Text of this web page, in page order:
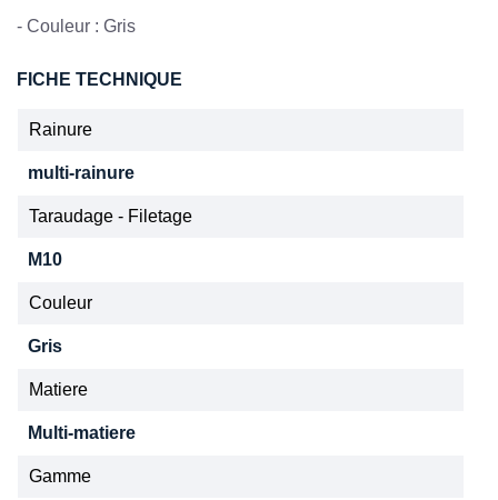
- Couleur : Gris
FICHE TECHNIQUE
Rainure
multi-rainure
Taraudage - Filetage
M10
Couleur
Gris
Matiere
Multi-matiere
Gamme